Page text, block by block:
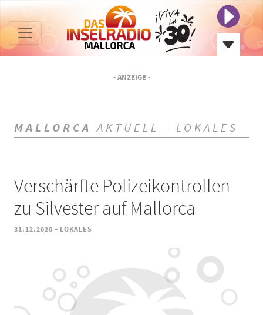
- ANZEIGE -
MALLORCA AKTUELL - LOKALES
Verschärfte Polizeikontrollen
zu Silvester auf Mallorca
31.12.2020 - LOKALES